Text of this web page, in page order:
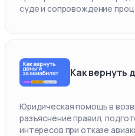
суде и сопровождение
Как вернуть
Юридическая помощь в
разъяснение правил,
интересов при отказе